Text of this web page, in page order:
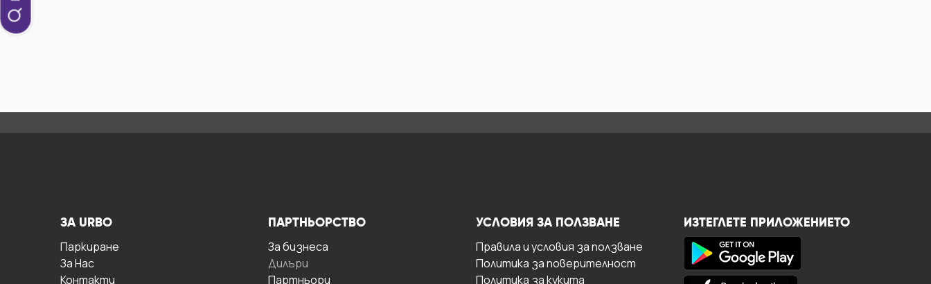
ЗА URBO
Паркиране
За Hас
Контакти
ПАРТНЬОРСТВО
За бизнесa
Дилъри
Партньори
УСЛОВИЯ ЗА ПОЛЗВАНЕ
Правила и условия за ползване
Политика за поверителност
Политика за кукита
ИЗТЕГЛЕТЕ ПРИЛОЖЕНИЕТО